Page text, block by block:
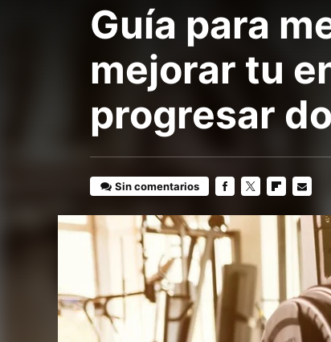
Guía para
mejorar tu
progresar
Sin comentarios
MAIL